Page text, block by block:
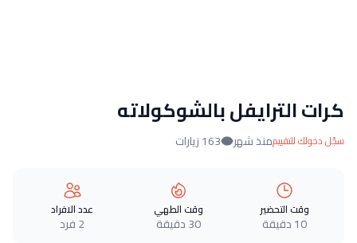
كرات الترايفل بالشوكولاته
سجّل دخولك للتقييممنذ شهر 163 زيارات
وقت التحضير
10 دقيقة
وقت الطهي
30 دقيقة
عدد الافراد
2 فرد